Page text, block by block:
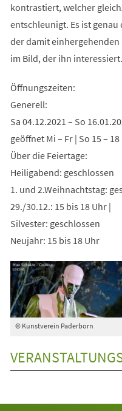
kontrastiert, welcher
entschleunigt. Es ist
der damit
im Bild, der ihn interessiert.
Öffnungszeiten:
Generell:
Sa 04.12.2021 – So
geöffnet Mi – Fr | So 15 –
Über die Feiertage:
Heiligabend: geschlossen
1. und 2.Weihnachtstag:
29./30.12.: 15 bis 18 Uhr |
Silvester: geschlossen
Neujahr: 15 bis 18 Uhr
© Kunstverein Paderborn